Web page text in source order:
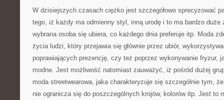
W dzisiejszych czasach ciężko jest szczegółowo sprecyzować
tego, iż każdy ma odmienny styl, inną urodę i to ma bardzo duże
wybrana osoba się ubiera, co każdego dnia preferuje itp. Moda
życia ludzi, który przejawia się głównie przez ubiór,
poprawiających prezencję, czy też poprzez wykonywanie fryzur,
modne. Jest możliwość natomiast zauważyć, iż pośród dużej
moda streetwearowa, jaka charakteryzuje się szczególnie tym,
nie ogranicza się do poszczególnych krojów, kolorów itp. Jest to